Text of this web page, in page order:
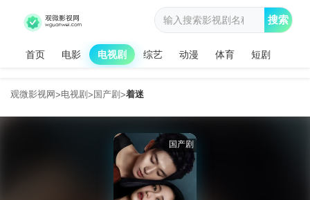
首页 电影 电视剧 综艺 动漫 体育 短剧
搜索
观微影视网>电视剧 > 国产剧 >着迷
国产剧